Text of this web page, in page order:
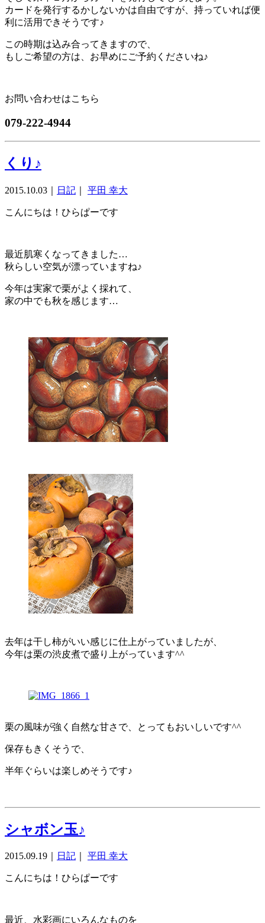
カードを発行するかしないかは自由ですが、持っていれば便
利に活用できそうです♪
この時期は込み合ってきますので、
もしご希望の方は、お早めにご予約くださいね♪
お問い合わせはこちら
079-222-4944
くり♪
2015.10.03 日記 平田 幸大
こんにちは！ひらぱーです
最近肌寒くなってきました…
秋らしい空気が漂っていますね♪
今年は実家で栗がよく採れて、
家の中でも秋を感じます…
去年は干し柿がいい感じに仕上がっていましたが、
今年は栗の渋皮煮で盛り上がっています^^
栗の風味が強く自然な甘さで、とってもおいしいです^^
保存もきくそうで、
半年ぐらいは楽しめそうです♪
シャボン玉♪
2015.09.19 日記 平田 幸大
こんにちは！ひらぱーです
最近、水彩画にいろんなものを